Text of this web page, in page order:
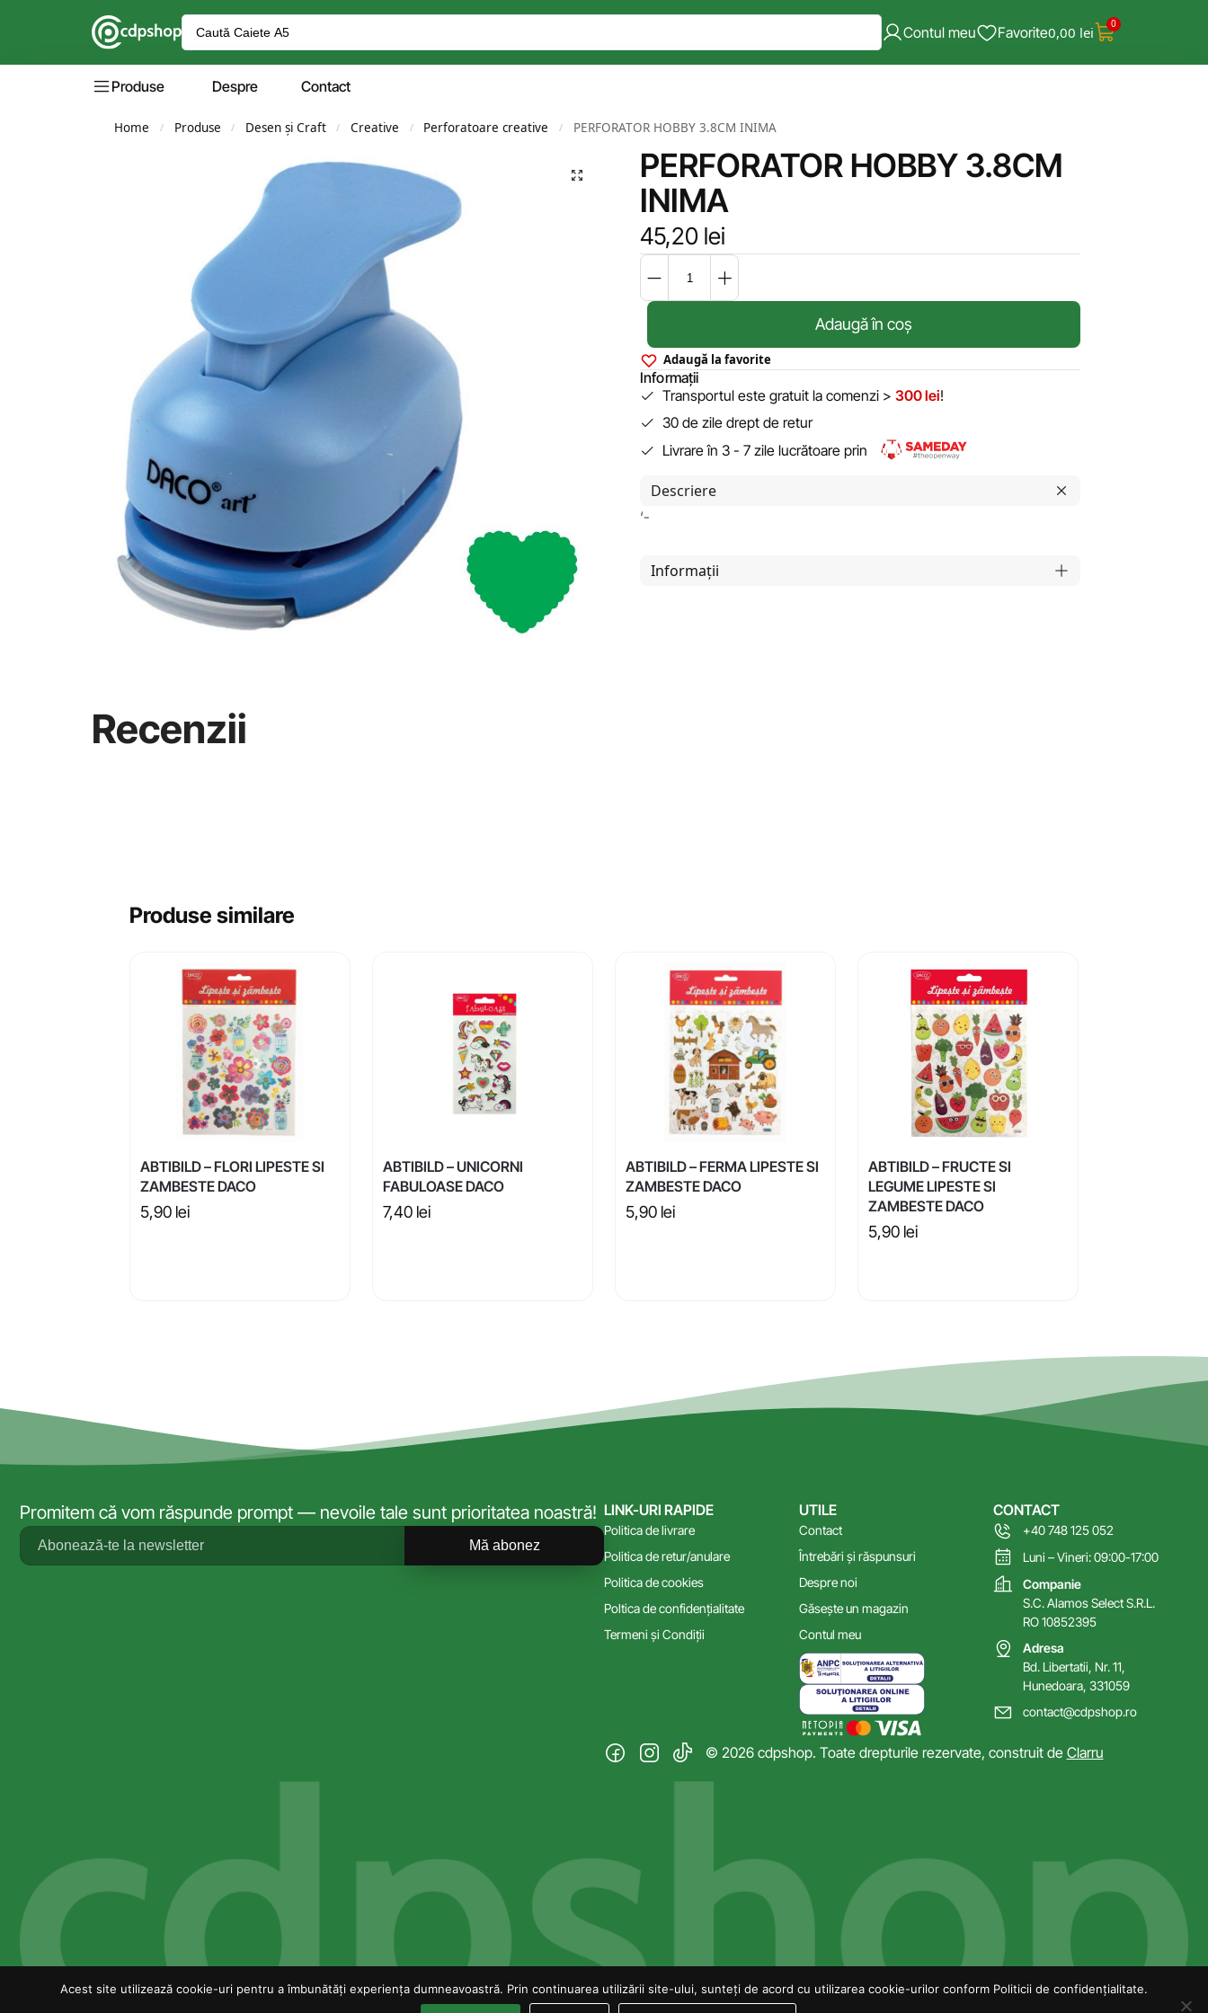
Contul meu Favorite0,00 lei 0
Produse Despre Contact
Home / Produse / Desen și Craft / Creative / Perforatoare creative / PERFORATOR HOBBY 3.8CM INIMA
PERFORATOR HOBBY 3.8CM
INIMA
45,20 lei
Adaugă în coș
Adaugă la favorite
Informații
Transportul este gratuit la comenzi > 300 lei!
30 de zile drept de retur
Livrare în 3 - 7 zile lucrătoare prin
Descriere
‘-
Informații
Recenzii
Produse similare
ABTIBILD – FLORI LIPESTE SI
ZAMBESTE DACO
5,90 lei
ABTIBILD – UNICORNI
FABULOASE DACO
7,40 lei
ABTIBILD – FERMA LIPESTE SI
ZAMBESTE DACO
5,90 lei
ABTIBILD – FRUCTE SI
LEGUME LIPESTE SI
ZAMBESTE DACO
5,90 lei
Promitem că vom răspunde prompt — nevoile tale sunt prioritatea noastră!
Mă abonez
LINK-URI RAPIDE
Politica de livrare
Politica de retur/anulare
Politica de cookies
Poltica de confidențialitate
Termeni și Condiții
UTILE
Contact
Întrebări și răspunsuri
Despre noi
Găsește un magazin
Contul meu
CONTACT
+40 748 125 052
Luni – Vineri: 09:00-17:00
Companie
S.C. Alamos Select S.R.L.
RO 10852395
Adresa
Bd. Libertatii, Nr. 11,
Hunedoara, 331059
contact@cdpshop.ro
© 2026 cdpshop. Toate drepturile rezervate, construit de Clarru
Acest site utilizează cookie-uri pentru a îmbunătăți experiența dumneavoastră. Prin continuarea utilizării site-ului, sunteți de acord cu utilizarea cookie-urilor conform Politicii de confidențialitate.